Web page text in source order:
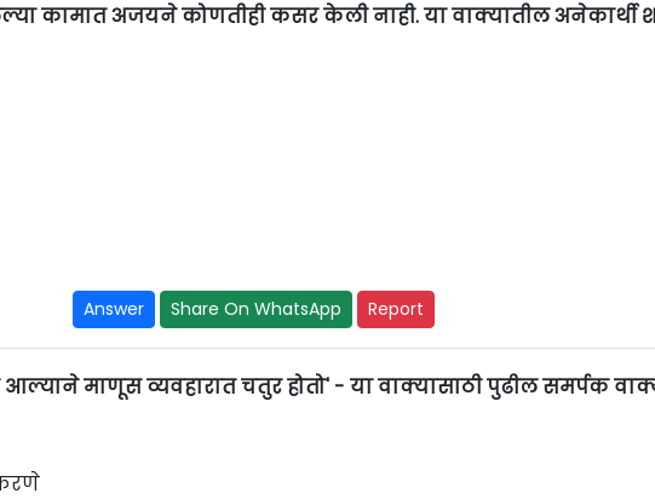
कामात अजयने कोणतीही कसर केली नाही. या वाक्यातील अनेकार्थी
Answer Share On WhatsApp Report
माणूस व्यवहारात चतुर होतो' - या वाक्यासाठी पुढील समर्पक